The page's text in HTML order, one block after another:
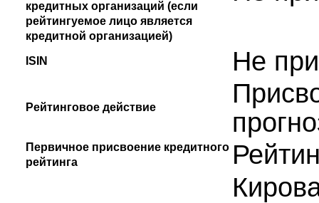
кредитных организаций (если
рейтингуемое лицо является
кредитной организацией)
ISIN Не
Рейтинговое действие
Первичное присвоение кредитного
рейтинга